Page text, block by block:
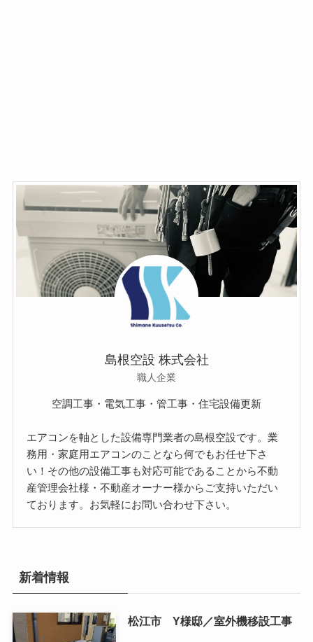
島根空設 株式会社
職人企業
空調工事・電気工事・管工事・住宅設備更新
エアコンを軸とした設備専門業者の島根空設です。業
務用・家庭用エアコンのことなら何でもお任せ下さ
い！その他の設備工事も対応可能であることから不動
産管理会社様・不動産オーナー様からご支持いただい
ております。お気軽にお問い合わせ下さい。
新着情報
松江市 Y様邸／室外機移設工事